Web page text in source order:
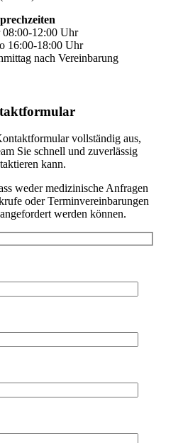
12:00 Uhr
16:00-18:00 Uhr
nach Vereinbarung
vollständig aus,
Sie schnell und zuverlässig
kann.
weder medizinische Anfragen
oder Terminvereinbarungen
werden können.